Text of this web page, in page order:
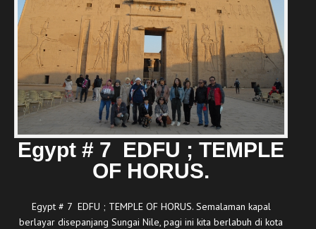
Egypt # 7 EDFU ; TEMPLE
OF HORUS.
Egypt # 7 EDFU ; TEMPLE OF HORUS. Semalaman kapal
berlayar disepanjang Sungai Nile, pagi ini kita berlabuh di kota